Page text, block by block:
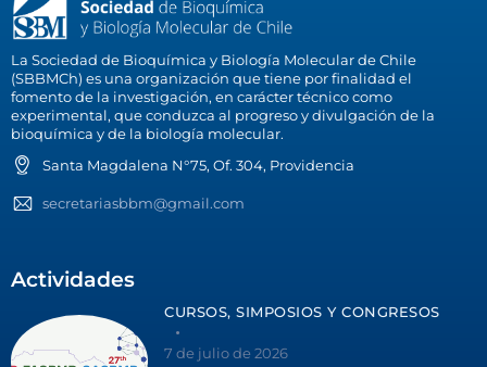
La Sociedad de Bioquímica y Biología Molecular de Chile
(SBBMCh) es una organización que tiene por finalidad el
fomento de la investigación, en carácter técnico como
experimental, que conduzca al progreso y divulgación de la
bioquímica y de la biología molecular.
Santa Magdalena N°75, Of. 304, Providencia
secretariasbbm@gmail.com
Actividades
CURSOS, SIMPOSIOS Y CONGRESOS
7 de julio de 2026